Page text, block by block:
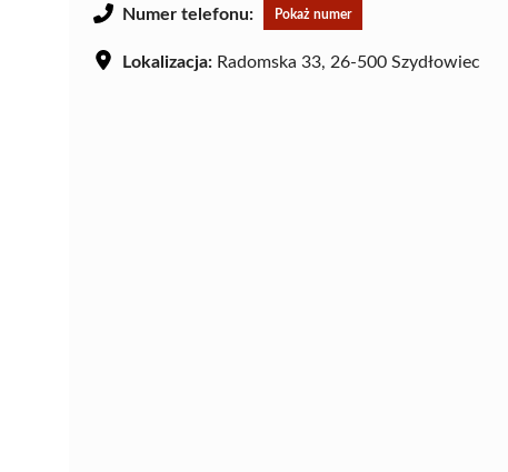
Numer telefonu: Pokaż numer
Lokalizacja: Radomska 33, 26-500 Szydłowiec